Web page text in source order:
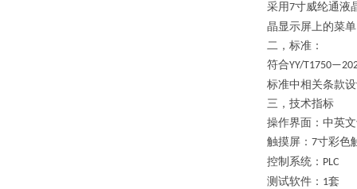
采用7寸威纶通液
晶显示屏上的菜
二， 标准：
符合YY/
标准中相关条款
三， 技术指标
操作界面 ： 中英
触摸屏： 7寸彩色
控制系统： PLC
测试软件： 1套